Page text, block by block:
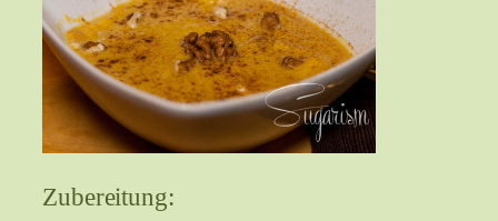
Zubereitung: